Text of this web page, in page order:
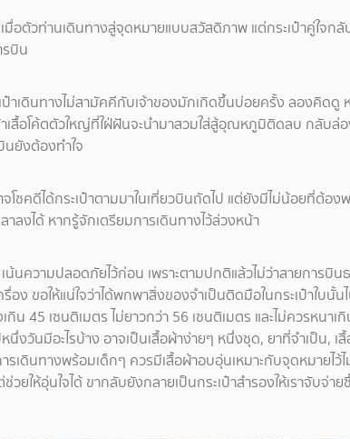
เมื่อตัวท่านเดินทางสู่จุดหมายแบบสวัสดิภาพ แต่กระเป๋าคู่ใจก
บิน
าเดินทางไม่สามัคคีกับเจ้าของมักเกิดขึ้นบ่อยครั้ง ลองคิดดู ห
าเสื้อโค้ตตัวใหญ่ที่ใฝ่ฝันจะนำมาสวมใส่สู้อุณหภูมิติดลบ กลับล่
ยังต้องทำใจ
โชคดีได้กระเป๋าตามมาในเที่ยวบินถัดไป แต่ยังมีไม่น้อยที่ต้
ลาลงได้ หากรู้จักเตรียมการเดินทางไว้ล่วงหน้า
น้นความปลอดภัยไว้ก่อน เพราะตามปกติแล้วไม่ว่าสายการบิ
อง ขอให้แน่ใจว่าได้พกพาสิ่งของจำเป็นติดมือในกระเป๋าใบนั้
กิน 45 เซนติเมตร ไม่ยาวกว่า 56 เซนติเมตร และไม่ควรหนาเ
นึ่งวันมีอะไรบ้าง อาจเป็นเสื้อผ้าง่ายๆ หนึ่งชุด, ยาที่จำเป็น
ารเดินทางพร้อมเด็กๆ ควรมีเสื้อผ้าอบอุ่นเหมาะกับจุดหมายไ
วยให้อุ่นใจได้ ขากลับยังกลายเป็นกระเป๋าสำรองให้เราจับจ่